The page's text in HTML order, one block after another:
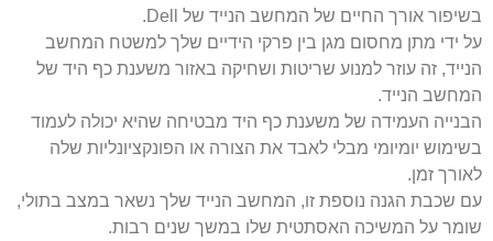
בשיפור אורך החיים של המחשב הנייד של Dell.
על ידי מתן מחסום מגן בין פרקי הידיים שלך למשטח המחשב
הנייד, זה עוזר למנוע שריטות ושחיקה באזור משענת כף היד של
המחשב הנייד.
הבנייה העמידה של משענת כף היד מבטיחה שהיא יכולה לעמוד
בשימוש יומיומי מבלי לאבד את הצורה או הפונקציונליות שלה
לאורך זמן.
עם שכבת הגנה נוספת זו, המחשב הנייד שלך נשאר במצב בתולי,
שומר על המשיכה האסתטית שלו במשך שנים רבות.